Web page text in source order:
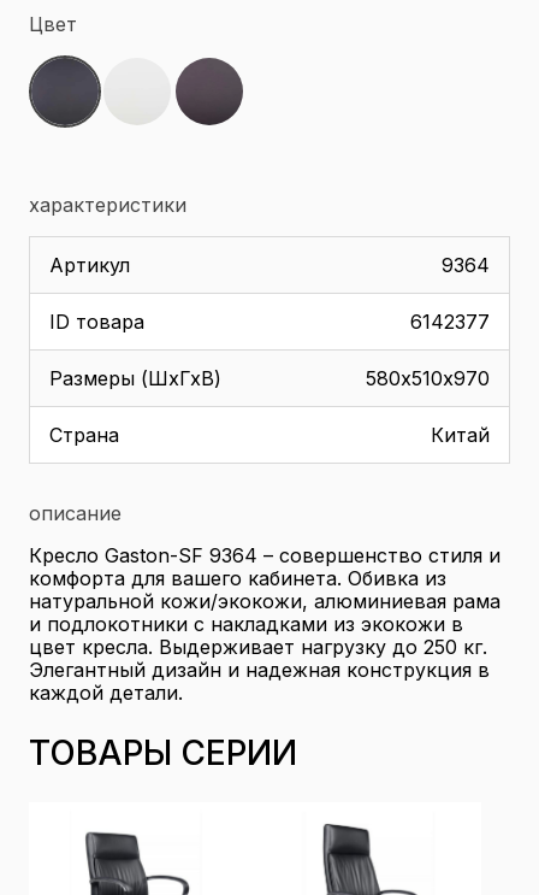
Цвет
характеристики
Артикул 9364
ID товара 6142377
Размеры (ШхГхВ) 580х510х970
Страна Китай
описание
Кресло Gaston-SF 9364 – совершенство стиля и
комфорта для вашего кабинета. Обивка из
натуральной кожи/экокожи, алюминиевая рама
и подлокотники с накладками из экокожи в
цвет кресла. Выдерживает нагрузку до 250 кг.
Элегантный дизайн и надежная конструкция в
каждой детали.
ТОВАРЫ СЕРИИ